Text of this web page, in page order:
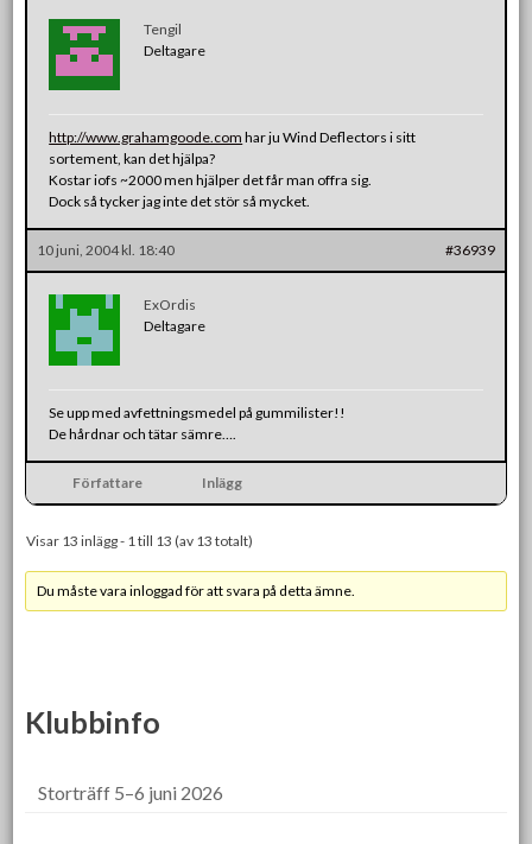
Tengil
Deltagare
http://www.grahamgoode.com har ju Wind Deflectors i sitt
sortement, kan det hjälpa?
Kostar iofs ~2000 men hjälper det får man offra sig.
Dock så tycker jag inte det stör så mycket.
10 juni, 2004 kl. 18:40 #36939
ExOrdis
Deltagare
Se upp med avfettningsmedel på gummilister!!
De hårdnar och tätar sämre….
Författare Inlägg
Visar 13 inlägg - 1 till 13 (av 13 totalt)
Du måste vara inloggad för att svara på detta ämne.
Klubbinfo
Storträff 5–6 juni 2026